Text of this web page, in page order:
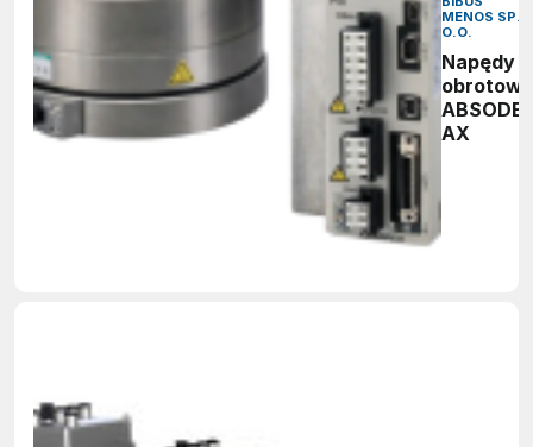
MENOS SP. Z
O.O.
Napędy
obrotowe
AX